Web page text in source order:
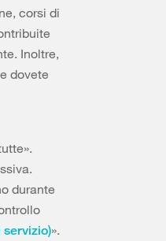
corsi di
Inoltre,
dovete
durante
».